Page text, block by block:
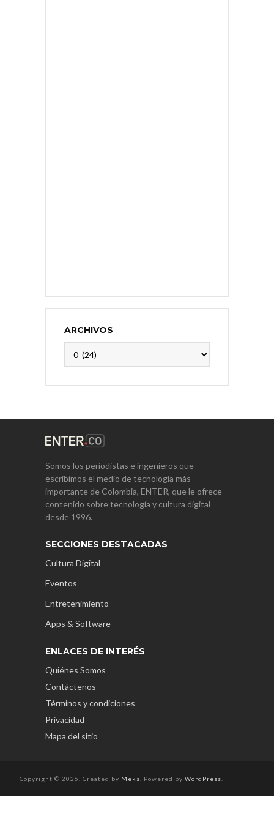
ARCHIVOS
Somos los periodistas e ingenieros que
escribimos el medio de tecnología más
importante de Colombia, ENTER, que le ofrece
contenido sobre tecnología y cultura digital
desde 1996.
SECCIONES DESTACADAS
Cultura Digital
Eventos
Entretenimiento
Apps & Software
ENLACES DE INTERÉS
Quiénes Somos
Contáctenos
Términos y condiciones
Privacidad
Mapa del sitio
Copyright © 2026. Created by Meks . Powered by WordPress